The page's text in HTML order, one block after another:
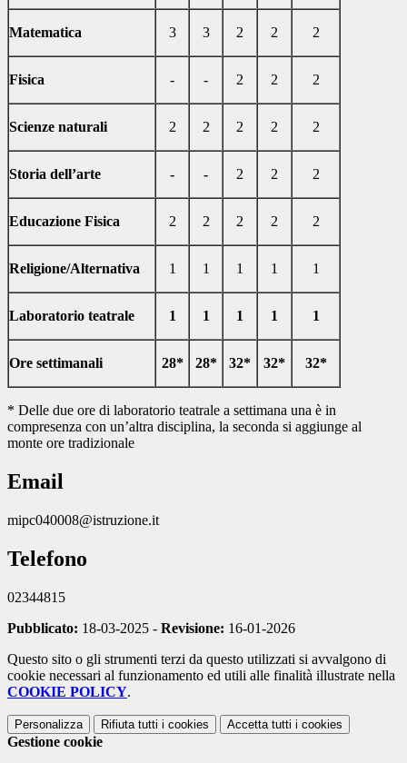
Matematica 3 3 2 2 2
Fisica - - 2 2 2
Scienze naturali 2 2 2 2 2
Storia dell’arte - - 2 2 2
Educazione Fisica 2 2 2 2 2
Religione/Alternativa 1 1 1 1 1
Laboratorio teatrale 1 1 1 1 1
Ore settimanali 28* 28* 32* 32* 32*
* Delle due ore di laboratorio teatrale a settimana una è in
compresenza con un’altra disciplina, la seconda si aggiunge al
monte ore tradizionale
Email
mipc040008@istruzione.it
Telefono
02344815
Pubblicato: 18-03-2025 - Revisione: 16-01-2026
Questo sito o gli strumenti terzi da questo utilizzati si avvalgono di
cookie necessari al funzionamento ed utili alle finalità illustrate nella
COOKIE POLICY.
Personalizza Rifiuta tutti i cookies Accetta tutti i cookies
Gestione cookie